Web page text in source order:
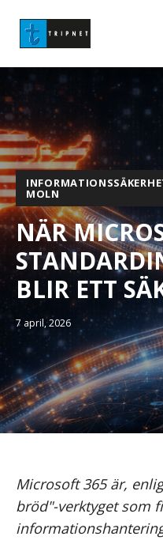
MOLN
NÄR
BLIR ETT
7 april, 2026
Microsoft 365 är,
bröd"-verktyget som